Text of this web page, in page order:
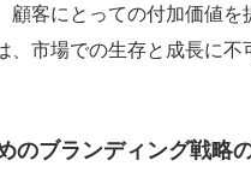
顧客にとっての付加価値
市場での生存と成長に不
のブランディング戦略